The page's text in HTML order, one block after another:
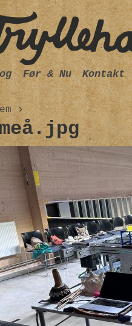
›
Før & Nu Kontakt